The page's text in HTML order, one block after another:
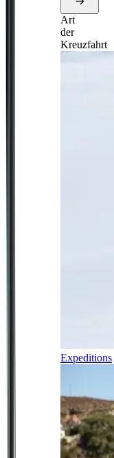
Art
der
Kreuzfahrt
Expeditions